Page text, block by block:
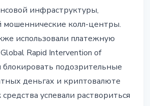
инфраструктуры,
колл-центры.
использовали платежную
Rapid Intervention of
блокировать подозрительные
деньгах и криптовалюте
успевали раствориться